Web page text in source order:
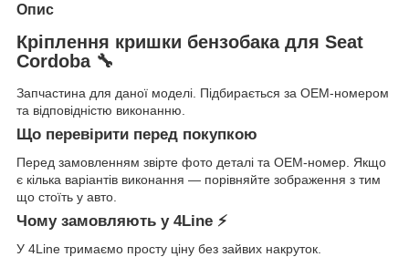
Опис
Кріплення кришки бензобака для Seat
Cordoba 🔧
Запчастина для даної моделі. Підбирається за OEM-номером
та відповідністю виконанню.
Що перевірити перед покупкою
Перед замовленням звірте фото деталі та OEM-номер. Якщо
є кілька варіантів виконання — порівняйте зображення з тим
що стоїть у авто.
Чому замовляють у 4Line ⚡
У 4Line тримаємо просту ціну без зайвих накруток.